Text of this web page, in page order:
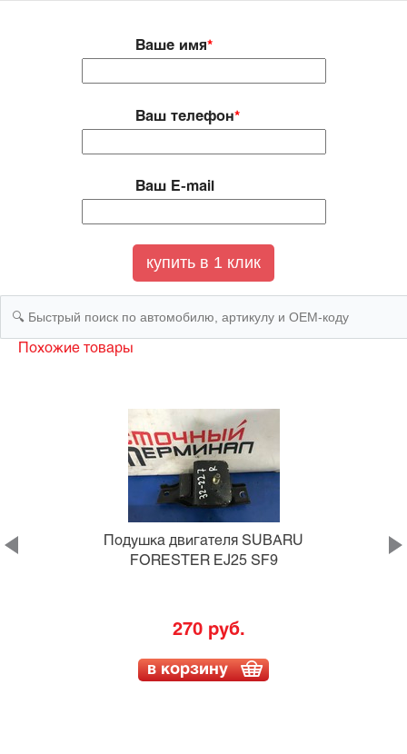
Ваше имя*
Ваш телефон*
Ваш E-mail
Похожие товары
Подушка двигателя SUBARU
FORESTER EJ25 SF9
270 руб.
в корзину